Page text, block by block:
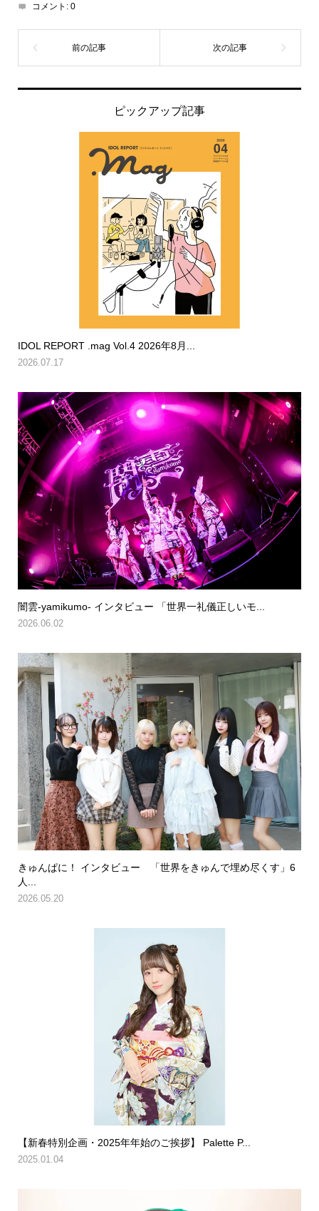
コメント: 0
ピックアップ記事
IDOL REPORT .mag Vol.4 2026年8月...
2026.07.17
闇雲-yamikumo- インタビュー 「世界一礼儀正しいモ...
2026.06.02
きゅんぱに！ インタビュー 「世界をきゅんで埋め尽くす」6
人...
2026.05.20
【新春特別企画・2025年年始のご挨拶】 Palette P...
2025.01.04